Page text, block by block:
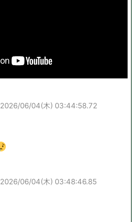
2026/06/04(木) 03:44:58.72
2026/06/04(木) 03:48:46.85